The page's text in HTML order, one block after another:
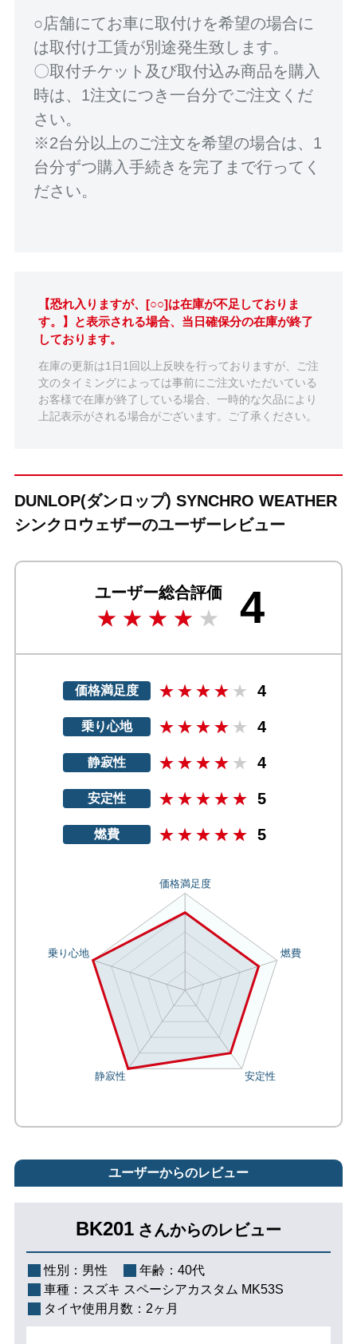
○店舗にてお車に取付けを希望の場合に
は取付け工賃が別途発生致します。
〇取付チケット及び取付込み商品を購入
時は、1注文につき一台分でご注文くだ
さい。
※2台分以上のご注文を希望の場合は、1
台分ずつ購入手続きを完了まで行ってく
ださい。
【恐れ入りますが、[○○]は在庫が不足しておりま
す。】と表示される場合、当日確保分の在庫が終了
しております。
在庫の更新は1日1回以上反映を行っておりますが、ご注
文のタイミングによっては事前にご注文いただいている
お客様で在庫が終了している場合、一時的な欠品により
上記表示がされる場合がございます。ご了承ください。
DUNLOP(ダンロップ) SYNCHRO WEATHER
シンクロウェザーのユーザーレビュー
ユーザー総合評価 4
価格満足度 4
乗り心地 4
静寂性 4
安定性 5
燃費 5
ユーザーからのレビュー
BK201 さんからのレビュー
性別： 男性 年齢： 40代
車種： スズキ スペーシアカスタム MK53S
タイヤ使用月数： 2ヶ月